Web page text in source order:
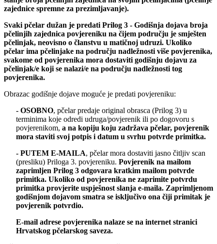
zajednice spremne za prezimljavanje).
Svaki pčelar dužan je predati Prilog 3 - Godišnja dojava broja
pčelinjih zajednica povjereniku na čijem području je smješten
pčelinjak, neovisno o članstvu u matičnoj udruzi. Ukoliko
pčelar ima pčelinjake na području nadležnosti više povjerenika,
svakome od povjerenika mora dostaviti godišnju dojavu za
pčelinjak/e koji se nalazi/e na području nadležnosti tog
povjerenika.
Obrazac godišnje dojave moguće je predati povjereniku:
- OSOBNO, pčelar predaje original obrasca (Prilog 3) u
terminima koje odredi udruga/povjerenik ili po dogovoru s
povjerenikom, a na kopiju koju zadržava pčelar, povjerenik
mora staviti svoj potpis i datum u svrhu potvrde primitka.
- PUTEM E-MAILA, pčelar mora dostaviti jasno čitljiv scan
(presliku) Priloga 3. povjereniku. Povjerenik na mailom
zaprimljen Prilog 3 odgovara kratkim mailom potvrde
primitka. Ukoliko od povjerenika ne zaprimite potvrdu
primitka provjerite uspješnost slanja e-maila. Zaprimljenom
godišnjom dojavom smatra se isključivo ona čiji primitak je
povjerenik potvrdio.
E-mail adrese povjerenika nalaze se na internet stranici
Hrvatskog pčelarskog saveza.